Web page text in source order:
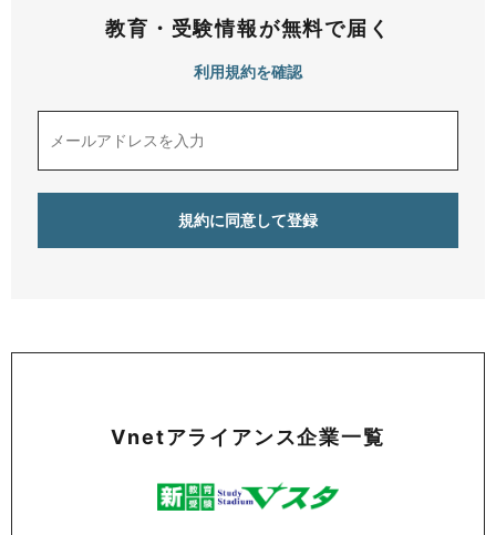
教育・受験情報が無料で届く
利用規約を確認
Vnetアライアンス企業一覧